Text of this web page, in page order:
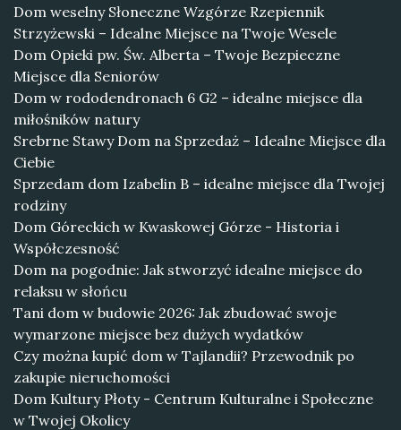
Dom weselny Słoneczne Wzgórze Rzepiennik
Strzyżewski – Idealne Miejsce na Twoje Wesele
Dom Opieki pw. Św. Alberta – Twoje Bezpieczne
Miejsce dla Seniorów
Dom w rododendronach 6 G2 – idealne miejsce dla
miłośników natury
Srebrne Stawy Dom na Sprzedaż – Idealne Miejsce dla
Ciebie
Sprzedam dom Izabelin B – idealne miejsce dla Twojej
rodziny
Dom Góreckich w Kwaskowej Górze - Historia i
Współczesność
Dom na pogodnie: Jak stworzyć idealne miejsce do
relaksu w słońcu
Tani dom w budowie 2026: Jak zbudować swoje
wymarzone miejsce bez dużych wydatków
Czy można kupić dom w Tajlandii? Przewodnik po
zakupie nieruchomości
Dom Kultury Płoty - Centrum Kulturalne i Społeczne
w Twojej Okolicy